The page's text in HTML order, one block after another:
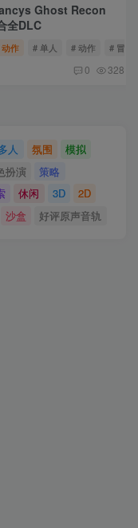
Ghost Recon
全DLC
动作 # 单人 # 动作 # 冒险
0 328
人 氛围
模拟
扮演
策略
休闲 3D
2D
沙盒 好评原声音轨